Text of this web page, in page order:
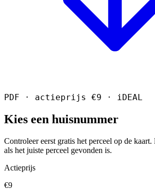
PDF · actieprijs €9 · iDEAL
Kies een huisnummer
Controleer eerst gratis het perceel op de kaart.
als het juiste perceel gevonden is.
Actieprijs
€9